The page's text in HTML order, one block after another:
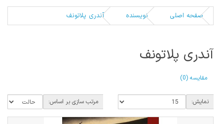
صفحه اصلی نویسنده آندری پلاتونف
آندری پلاتونف
مقایسه (0)
مرتب سازی بر اساس: نمایش: